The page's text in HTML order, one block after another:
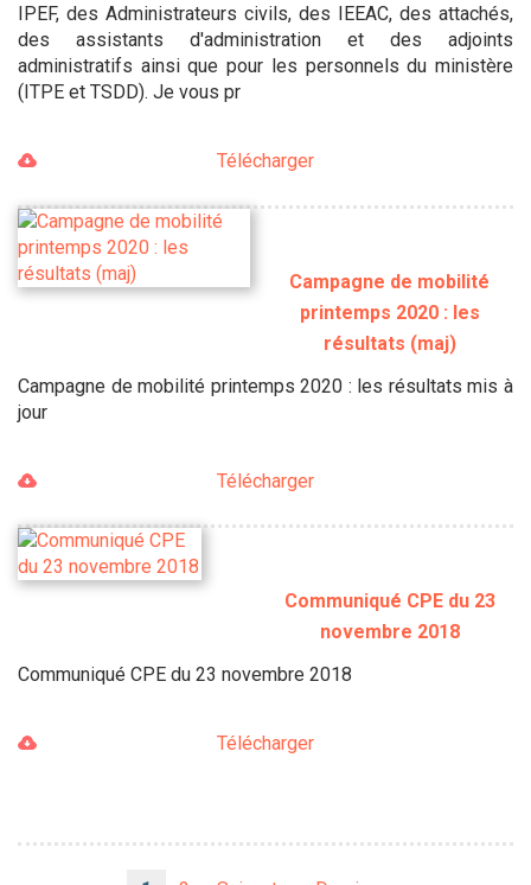
IPEF, des Administrateurs civils, des IEEAC, des attachés,
des assistants d'administration et des adjoints
administratifs ainsi que pour les personnels du ministère
(ITPE et TSDD). Je vous pr
Télécharger
Campagne de mobilité
printemps 2020 : les
résultats (maj)
Campagne de mobilité printemps 2020 : les résultats mis à
jour
Télécharger
Communiqué CPE du 23
novembre 2018
Communiqué CPE du 23 novembre 2018
Télécharger